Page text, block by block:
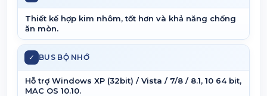
Thiết kế hợp kim nhôm, tốt hơn và khả năng chống
ăn mòn.
✓ BUS BỘ NHỚ
Hỗ trợ Windows XP (32bit) / Vista / 7/8 / 8.1, 10 64 bit,
MAC OS 10.10.